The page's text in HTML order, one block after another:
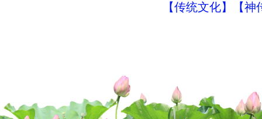
【传统文化】【